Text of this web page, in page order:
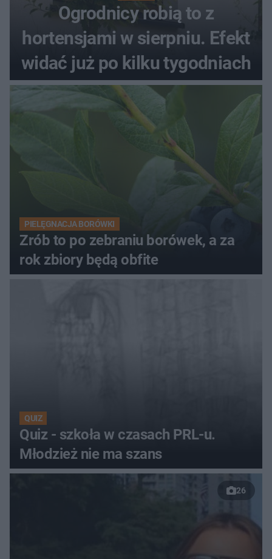
Ogrodnicy robią to z
hortensjami w sierpniu. Efekt
widać już po kilku tygodniach
PIELĘGNACJA BORÓWKI
Zrób to po zebraniu borówek, a za
rok zbiory będą obfite
QUIZ
Quiz - szkoła w czasach PRL-u.
Młodzież nie ma szans
26